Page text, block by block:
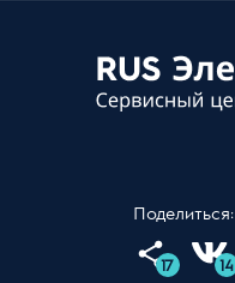
Поделиться:
17 14